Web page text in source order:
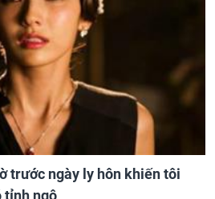
trước ngày ly hôn khiến tôi